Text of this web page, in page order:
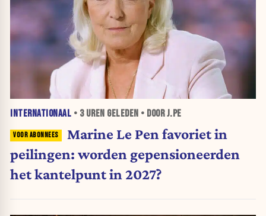
INTERNATIONAAL • 3 UREN GELEDEN • DOOR J.PE
Marine Le Pen favoriet in
peilingen: worden gepensioneerden
het kantelpunt in 2027?